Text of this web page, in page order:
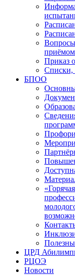
Приказ
Списки,
БПОО
ЦРД
РЦОЭ
Новости